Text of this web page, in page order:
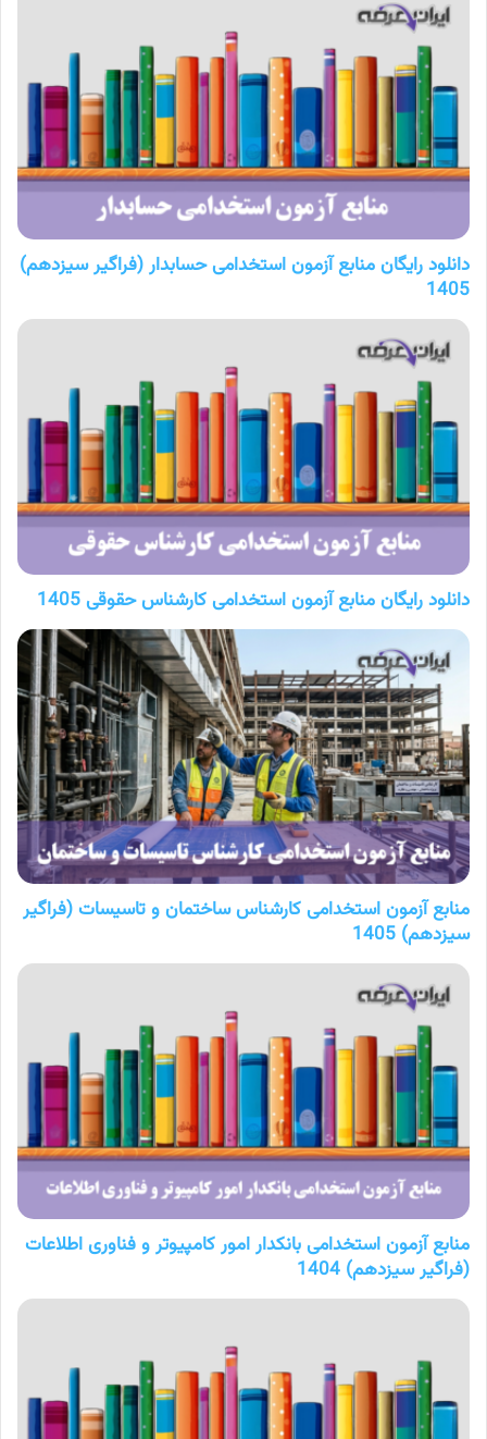
دانلود رایگان منابع آزمون استخدامی حسابدار (فراگیر سیزدهم)
1405
دانلود رایگان منابع آزمون استخدامی کارشناس حقوقی 1405
منابع آزمون استخدامی کارشناس ساختمان و تاسیسات (فراگیر
سیزدهم) 1405
منابع آزمون استخدامی بانکدار امور کامپیوتر و فناوری اطلاعات
(فراگیر سیزدهم) 1404